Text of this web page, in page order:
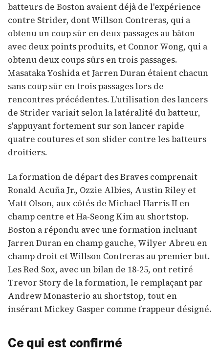
batteurs de Boston avaient déjà de l'expérience
contre Strider, dont Willson Contreras, qui a
obtenu un coup sûr en deux passages au bâton
avec deux points produits, et Connor Wong, qui a
obtenu deux coups sûrs en trois passages.
Masataka Yoshida et Jarren Duran étaient chacun
sans coup sûr en trois passages lors de
rencontres précédentes. L'utilisation des lancers
de Strider variait selon la latéralité du batteur,
s'appuyant fortement sur son lancer rapide
quatre coutures et son slider contre les batteurs
droitiers.
La formation de départ des Braves comprenait
Ronald Acuña Jr., Ozzie Albies, Austin Riley et
Matt Olson, aux côtés de Michael Harris II en
champ centre et Ha-Seong Kim au shortstop.
Boston a répondu avec une formation incluant
Jarren Duran en champ gauche, Wilyer Abreu en
champ droit et Willson Contreras au premier but.
Les Red Sox, avec un bilan de 18-25, ont retiré
Trevor Story de la formation, le remplaçant par
Andrew Monasterio au shortstop, tout en
insérant Mickey Gasper comme frappeur désigné.
Ce qui est confirmé